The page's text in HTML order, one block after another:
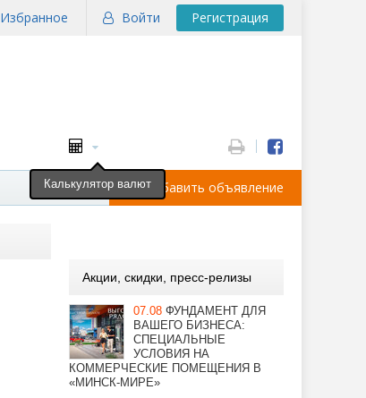
Войти Регистрация
Избранное
Добавить объявление
Акции, скидки, пресс-релизы
07.08 ФУНДАМЕНТ ДЛЯ
ВАШЕГО БИЗНЕСА:
СПЕЦИАЛЬНЫЕ
УСЛОВИЯ НА
КОММЕРЧЕСКИЕ ПОМЕЩЕНИЯ В
«МИНСК-МИРЕ»
Калькулятор валют